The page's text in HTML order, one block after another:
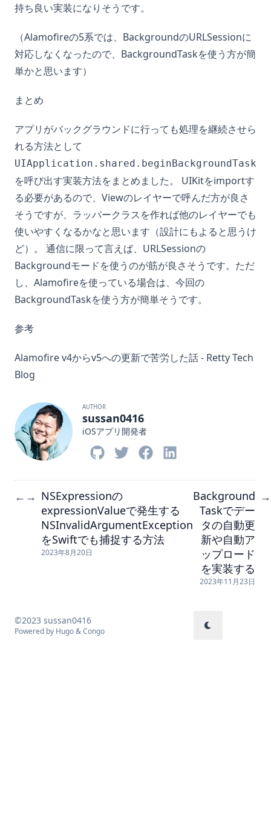
持ち良い実装になりそうです。
（Alamofireの5系では、BackgroundのURLSessionに
対応しなくなったので、BackgroundTaskを使う方が簡
単かと思います）
まとめ
アプリがバックグラウンドに行っても処理を継続させら
れる方法として
UIApplication.shared.beginBackgroundTask
を呼び出す実装方法をまとめました。 UIKitをimportす
る必要があるので、Viewのレイヤーで呼んだ方が良さ
そうですが、ラッパークラスを作れば他のレイヤーでも
使いやすくなるかなと思います（設計にもよると思うけ
ど）。 通信に限って言えば、URLSessionの
Backgroundモードを使うのが筋が良さそうです。ただ
し、Alamofireを使っている場合は、今回の
BackgroundTaskを使う方が簡単そうです。
参考
Alamofire v4からv5への更新で苦労した話 - Retty Tech
Blog
AUTHOR
sussan0416
iOSアプリ開発者
← → NSExpressionの
expressionValueで発生する
NSInvalidArgumentException
をSwiftでも捕捉する方法
2023年8月20日
Background
Taskでデー
タの自動更
新や自動ア
ップロード
を実装する
2023年11月23日
→
©2023 sussan0416
Powered by Hugo&Congo